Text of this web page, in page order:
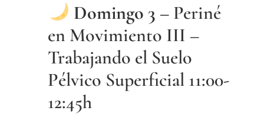
Domingo 3 – Periné
en Movimiento III –
Trabajando el Suelo
Pélvico Superficial 11:00-
12:45h